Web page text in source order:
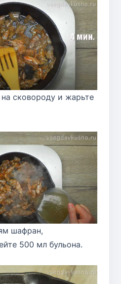
сковороду и жарьте
шафран,
500 мл бульона.